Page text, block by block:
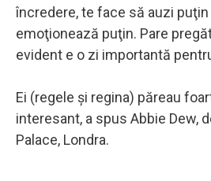
încredere, te face să auzi
emoţionează puţin. Pare
evident e o zi importantă
Ei (regele şi regina) păreau
interesant, a spus Abbie Dew,
Palace, Londra.